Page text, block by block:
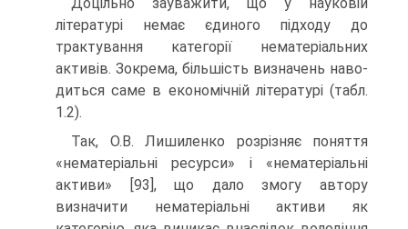
літературі не­має єдиного підходу до
трактування категорії немате­ріальних
активів. Зокрема, більшість визначень наво­
диться саме в економічній літературі (табл.
1.2).
Так, О.В. Лишиленко розрізняє поняття
«нема­теріальні ресурси» і «нематеріальні
активи» [93], що дало змогу автору
визначити нематеріальні активи як